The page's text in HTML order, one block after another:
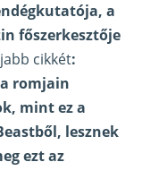
a
főszerkesztője
cikkét:
romjain
mint ez a
lesznek
ezt az